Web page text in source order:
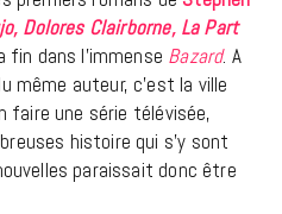
Dolores Clairborne, La Part
dans l’immense Bazard. A
même auteur, c’est la ville
faire une série télévisée,
histoire qui s’y sont
paraissait donc être